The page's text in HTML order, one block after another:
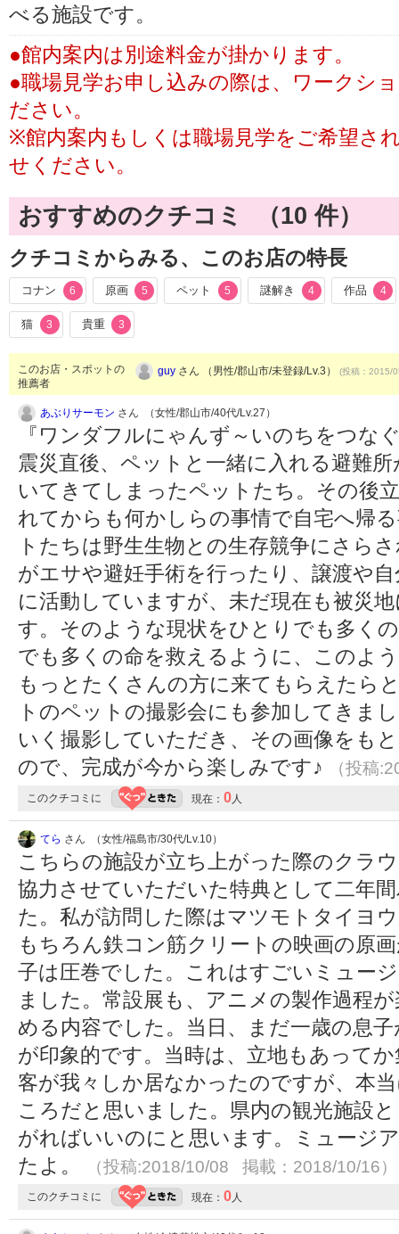
べる施設です。
●館内案内は別途料金が掛かります。
●職場見学お申し込みの際は、ワークシ
ださい。
※館内案内もしくは職場見学をご希望さ
せください。
おすすめのクチコミ （10 件）
クチコミからみる、このお店の特長
コナン 6 原画 5 ペット 5 謎解き 4 作品 4
猫 3 貴重 3
このお店・スポットの
推薦者
guy さん （男性/郡山市/未登録/Lv.3） (投稿：2015/
あぶりサーモン さん （女性/郡山市/40代/Lv.27）
『ワンダフルにゃんず～いのちをつな
震災直後、ペットと一緒に入れる避難
いてきてしまったペットたち。その後
れてからも何かしらの事情で自宅へ帰
トたちは野生生物との生存競争にさら
がエサや避妊手術を行ったり、譲渡や
に活動していますが、未だ現在も被災
す。そのような現状をひとりでも多く
でも多くの命を救えるように、このよ
もっとたくさんの方に来てもらえたら
トのペットの撮影会にも参加してきま
いく撮影していただき、その画像をも
ので、完成が今から楽しみです♪
（投稿
このクチコミに 現在： 0人
てら さん （女性/福島市/30代/Lv.10）
こちらの施設が立ち上がった際のクラ
協力させていただいた特典として二年
た。私が訪問した際はマツモトタイヨ
もちろん鉄コン筋クリートの映画の原
子は圧巻でした。これはすごいミュー
ました。常設展も、アニメの製作過程
める内容でした。当日、まだ一歳の息
が印象的です。当時は、立地もあって
客が我々しか居なかったのですが、本
ころだと思いました。県内の観光施設
がればいいのにと思います。ミュージ
たよ。
（投稿:2018/10/08 掲載：2018/10/16）
このクチコミに 現在： 0人